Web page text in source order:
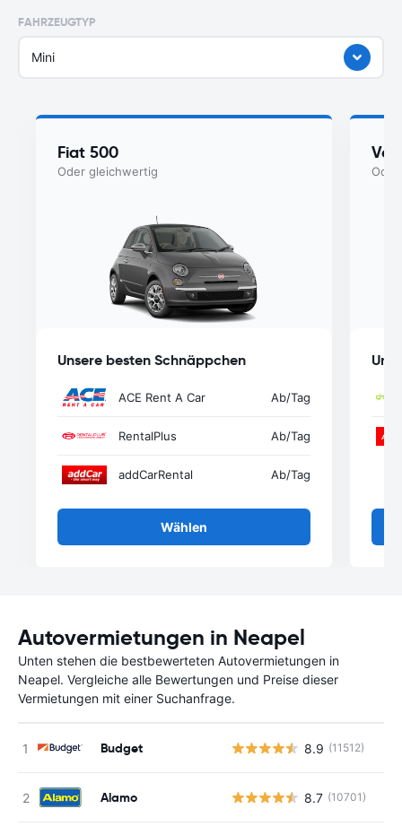
FAHRZEUGTYP
Mini
Fiat 500
Oder gleichwertig
Unsere besten Schnäppchen
ACE Rent A Car Ab/Tag
RentalPlus Ab/Tag
addCarRental Ab/Tag
Wählen
Autovermietungen in Neapel
Unten stehen die bestbewerteten Autovermietungen in
Neapel. Vergleiche alle Bewertungen und Preise dieser
Vermietungen mit einer Suchanfrage.
Budget 8.9 (11512)
Alamo 8.7 (10701)